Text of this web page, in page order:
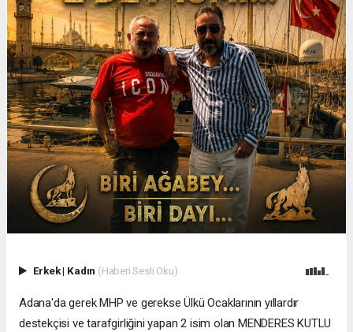
Erkek| Kadın (Haberi Sesli Oku)
Adana'da gerek MHP ve gerekse Ülkü Ocaklarının yıllardır
destekçisi ve tarafgirliğini yapan 2 isim olan MENDERES KUTLU